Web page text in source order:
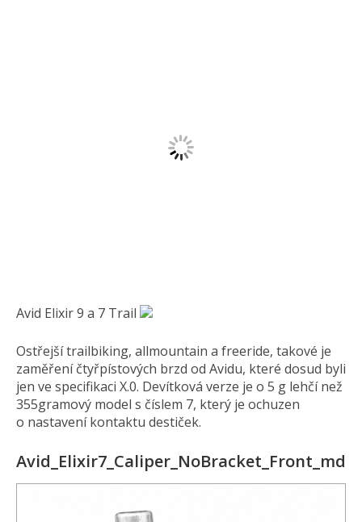
Avid Elixir 9 a 7 Trail
Ostřejší trailbiking, allmountain a freeride, takové je
zaměření čtyřpístových brzd od Avidu, které dosud byli
jen ve specifikaci X.0. Devítková verze je o 5 g lehčí než
355gramový model s číslem 7, který je ochuzen
o nastavení kontaktu destiček.
Avid_Elixir7_Caliper_NoBracket_Front_md